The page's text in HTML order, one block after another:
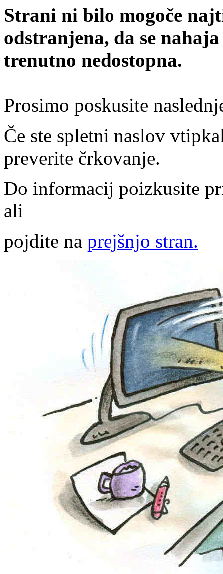
Strani ni bilo mogoče
odstranjena, da se
trenutno nedostopna.
Prosimo poskusite
Če ste spletni naslov
preverite črkovanje.
Do informacij poizkusite
ali
pojdite na prejšnjo stran.